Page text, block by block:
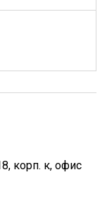
корп. к, офис